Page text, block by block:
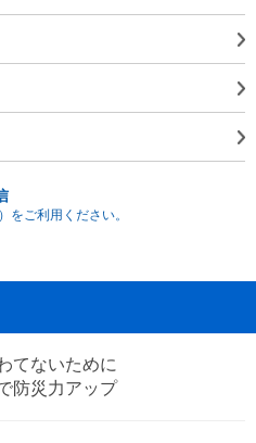
をご利用ください。
てないために
防災力アップ